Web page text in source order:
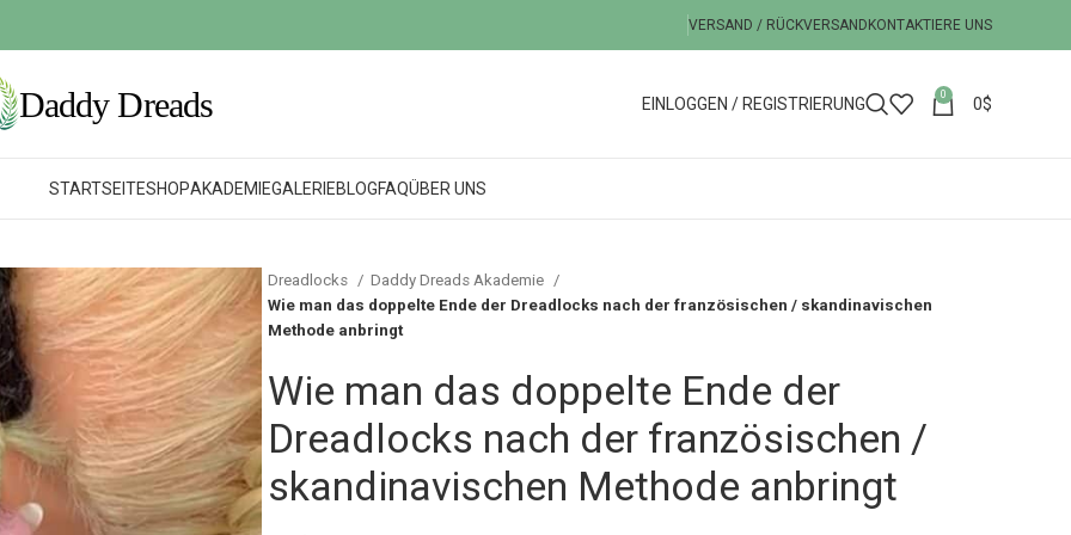
VERSAND / RÜCKVERSAND KONTAKTIERE UNS
EINLOGGEN / REGISTRIERUNG 0 0$
STARTSEITESHOPAKADEMIEGALERIEBLOGFAQÜBER UNS
Dreadlocks
Daddy Dreads Akademie
Wie man das doppelte Ende der Dreadlocks nach der französischen / skandinavischen
Methode anbringt
Wie man das doppelte Ende der
Dreadlocks nach der französischen /
skandinavischen Methode anbringt